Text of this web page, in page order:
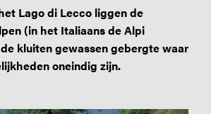
Lago di Lecco liggen de
(in het Italiaans de Alpi
kluiten gewassen gebergte waar
oneindig zijn.